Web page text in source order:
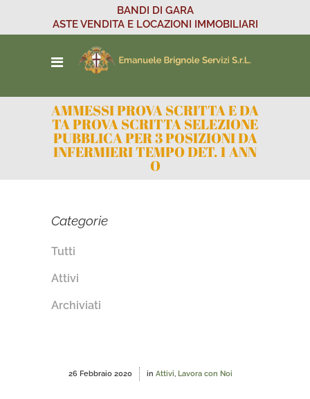
BANDI DI GARA
ASTE VENDITA E LOCAZIONI IMMOBILIARI
AMMESSI PROVA SCRITTA E DA
TA PROVA SCRITTA SELEZIONE
PUBBLICA PER 3 POSIZIONI DA
INFERMIERI TEMPO DET. 1 ANN
O
Categorie
Tutti
Attivi
Archiviati
26 Febbraio 2020 in Attivi, Lavora con Noi